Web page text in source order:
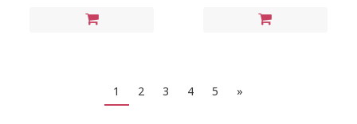
1 2 3 4 5 »